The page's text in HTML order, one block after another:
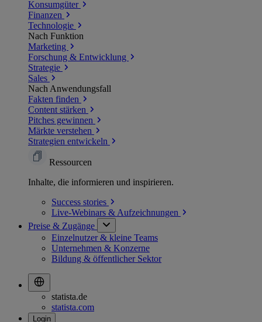
Konsumgüter
Finanzen
Technologie
Nach Funktion
Marketing
Forschung & Entwicklung
Strategie
Sales
Nach Anwendungsfall
Fakten finden
Content stärken
Pitches gewinnen
Märkte verstehen
Strategien entwickeln
Ressourcen
Inhalte, die informieren und inspirieren.
Success stories
Live-Webinars & Aufzeichnungen
Preise & Zugänge
Einzelnutzer & kleine Teams
Unternehmen & Konzerne
Bildung & öffentlicher Sektor
statista.de
statista.com